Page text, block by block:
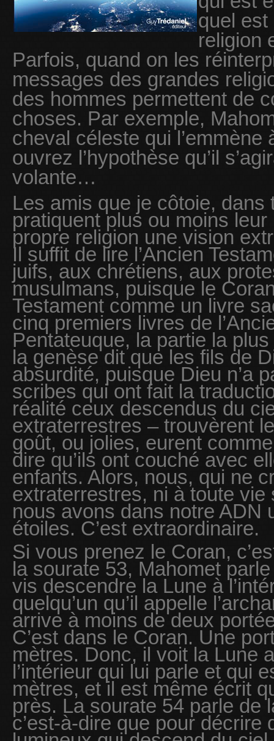
quel
religion
Parfois, quand on les
messages des grandes
des hommes permettent de
choses. Par exemple,
cheval céleste qui
ouvrez l’hypothèse qu’il
volante…
Les amis que je côtoie,
pratiquent plus ou moins
propre religion une vision
Il suffit de lire l’Ancien
juifs, aux chrétiens, aux
musulmans, puisque le
Testament comme un livre
cinq premiers livres de
Pentateuque, la partie la
la genèse dit que les fils de
absurdité, puisque Dieu n’a
scribes qui ont fait la
réalité ceux descendus du
extraterrestres – trouvèrent
goût, ou jolies, eurent
dire qu’ils ont couché avec
enfants. Alors, nous, qui ne
extraterrestres, ni à toute vie
nous avons dans notre ADN
étoiles. C’est extraordinaire.
Si vous prenez le Coran,
la sourate 53, Mahomet
vis descendre la Lune à
quelqu’un qu’il appelle
arrive à moins de deux
C’est dans le Coran. Une
mètres. Donc, il voit la Lune
l’intérieur qui lui parle et qui
mètres, et il est même écrit
près. La sourate 54 parle de
c’est-à-dire que pour décrire